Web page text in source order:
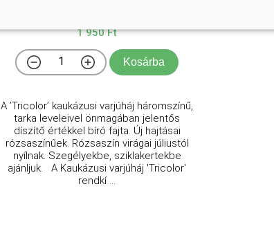
1 950 Ft
Kosárba
A ’Tricolor’ kaukázusi varjúháj háromszínű,
tarka leveleivel önmagában jelentős
díszítő értékkel bíró fajta. Új hajtásai
rózsaszínűek. Rózsaszín virágai júliustól
nyílnak. Szegélyekbe, sziklakertekbe
ajánljuk. A Kaukázusi varjúháj 'Tricolor'
rendkí ...